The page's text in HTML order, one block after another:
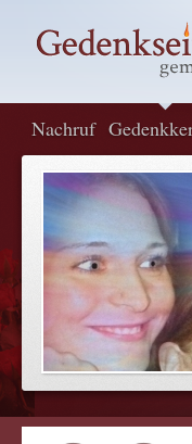
Nachruf